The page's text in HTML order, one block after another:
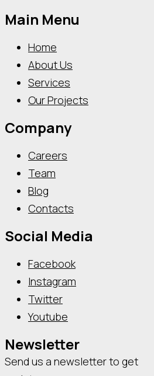
Main Menu
Home
About Us
Services
Our Projects
Company
Careers
Team
Blog
Contacts
Social Media
Facebook
Instagram
Twitter
Youtube
Newsletter
Send us a newsletter to get